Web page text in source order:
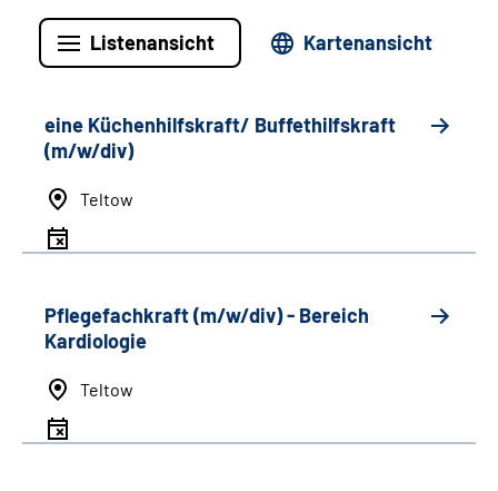
Listenansicht Kartenansicht
eine Küchenhilfskraft/ Buffethilfskraft
(m/w/div)
Teltow
Pflegefachkraft (m/w/div) - Bereich
Kardiologie
Teltow